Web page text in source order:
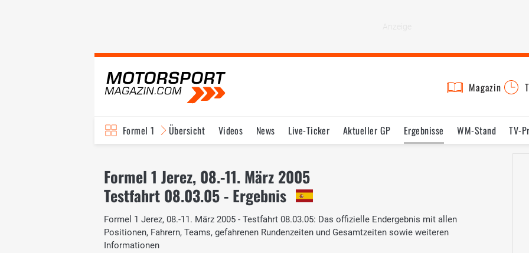
Magazin
Formel 1 Übersicht Videos News Live-Ticker Aktueller GP Ergebnisse WM-Stand
TV-
Formel 1 Jerez, 08.-11. März 2005
Testfahrt 08.03.05 - Ergebnis
Formel 1 Jerez, 08.-11. März 2005 - Testfahrt 08.03.05: Das offizielle Endergebnis mit allen
Positionen, Fahrern, Teams, gefahrenen Rundenzeiten und Gesamtzeiten sowie weiteren
Informationen